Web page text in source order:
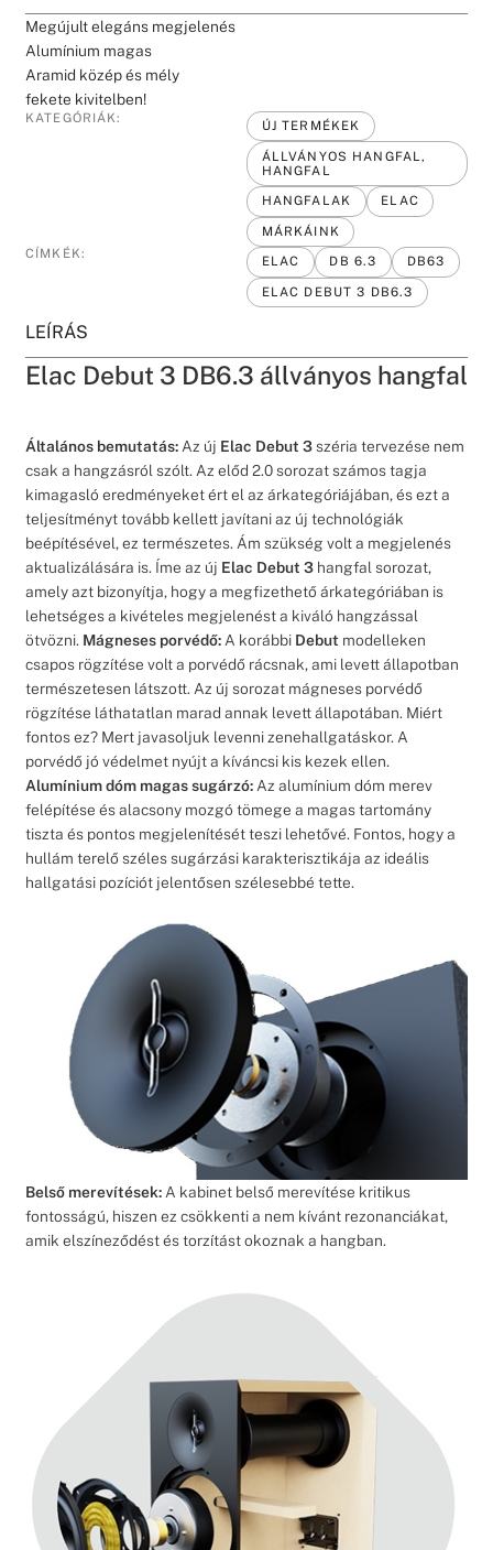
Megújult elegáns megjelenés
Alumínium magas
Aramid közép és mély
fekete kivitelben!
KATEGÓRIÁK:
ÚJ TERMÉKEK
ÁLLVÁNYOS HANGFAL,
HANGFAL
HANGFALAK
ELAC
MÁRKÁINK
CÍMKÉK:
ELAC DB 6.3
DB63
ELAC DEBUT 3 DB6.3
LEÍRÁS
Elac Debut 3 DB6.3 állványos hangfal
Általános bemutatás:Az új Elac Debut 3széria tervezése nem
csak a hangzásról szólt. Az előd 2.0 sorozat számos tagja
kimagasló eredményeket ért el az árkategóriájában, és ezt a
teljesítményt tovább kellett javítani az új technológiák
beépítésével, ez természetes. Ám szükség volt a megjelenés
aktualizálására is. Íme az új Elac Debut 3hangfal sorozat,
amely azt bizonyítja, hogy a megfizethető árkategóriában is
lehetséges a kivételes megjelenést a kiváló hangzással
ötvözni. Mágneses porvédő:A korábbi Debut modelleken
csapos rögzítése volt a porvédő rácsnak, ami levett állapotban
természetesen látszott. Az új sorozat mágneses porvédő
rögzítése láthatatlan marad annak levett állapotában. Miért
fontos ez? Mert javasoljuk levenni zenehallgatáskor. A
porvédő jó védelmet nyújt a kíváncsi kis kezek ellen.
Alumínium dóm magas sugárzó:Az alumínium dóm merev
felépítése és alacsony mozgó tömege a magas tartomány
tiszta és pontos megjelenítését teszi lehetővé. Fontos, hogy a
hullám terelő széles sugárzási karakterisztikája az ideális
hallgatási pozíciót jelentősen szélesebbé tette.
Belső merevítések:A kabinet belső merevítése kritikus
fontosságú, hiszen ez csökkenti a nem kívánt rezonanciákat,
amik elszíneződést és torzítást okoznak a hangban.